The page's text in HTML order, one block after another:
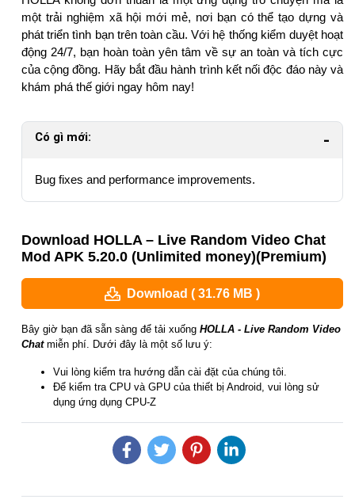
một trải nghiệm xã hội mới mẻ, nơi bạn có thể tạo dựng và
phát triển tình bạn trên toàn cầu. Với hệ thống kiểm duyệt hoạt
động 24/7, bạn hoàn toàn yên tâm về sự an toàn và tích cực
của cộng đồng. Hãy bắt đầu hành trình kết nối độc đáo này và
khám phá thế giới ngay hôm nay!
Có gì mới:
Bug fixes and performance improvements.
Download HOLLA – Live Random Video Chat
Mod APK 5.20.0 (Unlimited money)(Premium)
Download ( 31.76 MB )
Bây giờ bạn đã sẵn sàng để tải xuống HOLLA - Live Random Video
Chatmiễn phí. Dưới đây là một số lưu ý:
Vui lòng kiểm tra hướng dẫn cài đặt của chúng tôi.
Để kiểm tra CPU và GPU của thiết bị Android, vui lòng sử
dụng ứng dụng CPU-Z